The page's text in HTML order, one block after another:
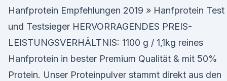
Hanfprotein Empfehlungen 2019 » Hanfprotein Test
und Testsieger HERVORRAGENDES PREIS-
LEISTUNGSVERHÄLTNIS: 1100 g / 1,1kg reines
Hanfprotein in bester Premium Qualität & mit 50%
Protein. Unser Proteinpulver stammt direkt aus den